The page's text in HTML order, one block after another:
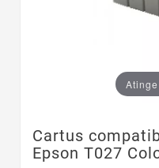
Cartus
Epson T027